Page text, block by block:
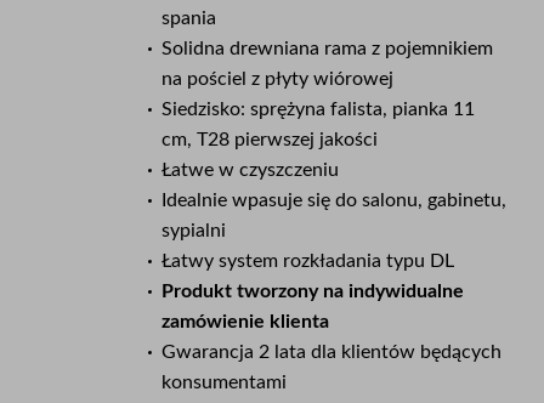
spania
Solidna drewniana rama z pojemnikiem
na pościel z płyty wiórowej
Siedzisko: sprężyna falista, pianka 11
cm, T28 pierwszej jakości
Łatwe w czyszczeniu
Idealnie wpasuje się do salonu, gabinetu,
sypialni
Łatwy system rozkładania typu DL
Produkt tworzony na indywidualne
zamówienie klienta
Gwarancja 2 lata dla klientów będących
konsumentami